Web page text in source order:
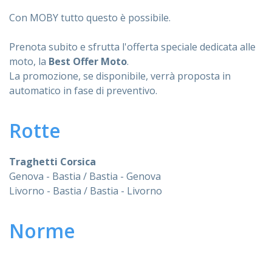
Con MOBY tutto questo è possibile.
Prenota subito e sfrutta l'offerta speciale dedicata alle
moto, la Best Offer Moto.
La promozione, se disponibile, verrà proposta in
automatico in fase di preventivo.
Rotte
Traghetti Corsica
Genova - Bastia / Bastia - Genova
Livorno - Bastia / Bastia - Livorno
Norme